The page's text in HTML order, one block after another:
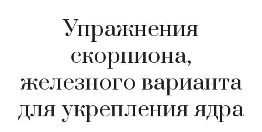
Упражнения
скорпиона,
железного варианта
для укрепления ядра